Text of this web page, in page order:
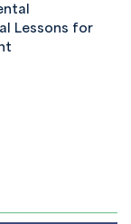
Lessons for